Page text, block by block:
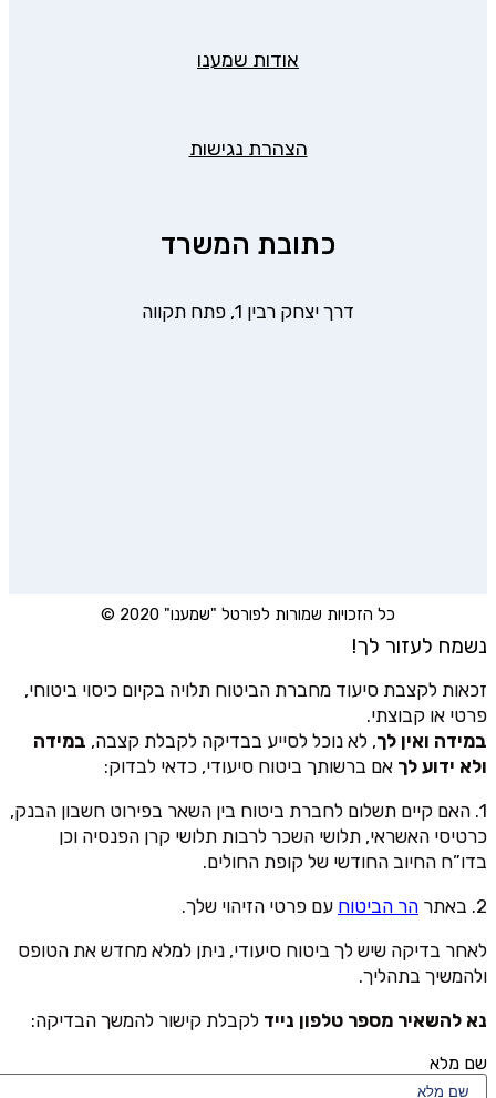
אודות שמענו
הצהרת נגישות
כתובת המשרד
דרך יצחק רבין 1, פתח תקווה
כל הזכויות שמורות לפורטל "שמענו" 2020 ©
נשמח לעזור לך!
זכאות לקצבת סיעוד מחברת הביטוח תלויה בקיום כיסוי ביטוחי,
פרטי או קבוצתי.
במידה ואין לך, לא נוכל לסייע בבדיקה לקבלת קצבה, במידה
ולא ידוע לך אם ברשותך ביטוח סיעודי, כדאי לבדוק:
1. האם קיים תשלום לחברת ביטוח בין השאר בפירוט חשבון הבנק,
כרטיסי האשראי, תלושי השכר לרבות תלושי קרן הפנסיה וכן
בדו”ח החיוב החודשי של קופת החולים.
2. באתר
הר הביטוח עם פרטי הזיהוי שלך.
לאחר בדיקה שיש לך ביטוח סיעודי, ניתן למלא מחדש את הטופס
ולהמשיך בתהליך.
נא להשאיר מספר טלפון נייד לקבלת קישור להמשך הבדיקה:
שם מלא